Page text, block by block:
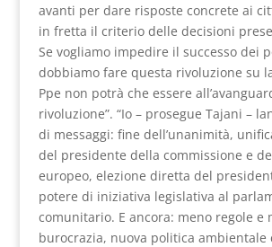
avanti per dare risposte concrete ai
in fretta il criterio delle decisioni
Se vogliamo impedire il successo dei
dobbiamo fare questa rivoluzione su
Ppe non potrà che essere
rivoluzione”. “Io – prosegue Tajani –
di messaggi: fine dell’unanimità,
del presidente della commissione e
europeo, elezione diretta del
potere di iniziativa legislativa al
comunitario. E ancora: meno regole e
burocrazia, nuova politica ambientale